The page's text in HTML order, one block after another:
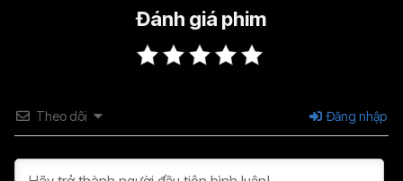
Đánh giá phim
Theo dõi Đăng nhập